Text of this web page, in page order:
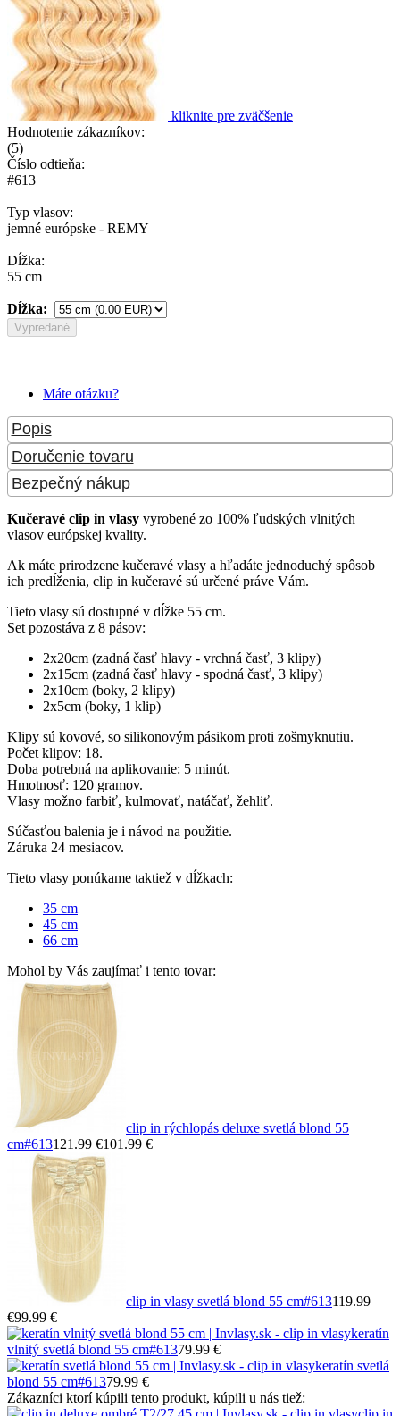
kliknite pre zväčšenie
Hodnotenie zákazníkov:
(5)
Číslo odtieňa:
#613
Typ vlasov:
jemné európske - REMY
Dĺžka:
55 cm
Dĺžka:
Vypredané
Máte otázku?
Popis
Doručenie tovaru
Bezpečný nákup
Kučeravé clip in vlasy vyrobené zo 100% ľudských vlnitých
vlasov európskej kvality.
Ak máte prirodzene kučeravé vlasy a hľadáte jednoduchý spôsob
ich predĺženia, clip in kučeravé sú určené práve Vám.
Tieto vlasy sú dostupné v dĺžke 55 cm.
Set pozostáva z 8 pásov:
2x20cm (zadná časť hlavy - vrchná časť, 3 klipy)
2x15cm (zadná časť hlavy - spodná časť, 3 klipy)
2x10cm (boky, 2 klipy)
2x5cm (boky, 1 klip)
Klipy sú kovové, so silikonovým pásikom proti zošmyknutiu.
Počet klipov: 18.
Doba potrebná na aplikovanie: 5 minút.
Hmotnosť: 120 gramov.
Vlasy možno farbiť, kulmovať, natáčať, žehliť.
Súčasťou balenia je i návod na použitie.
Záruka 24 mesiacov.
Tieto vlasy ponúkame taktiež v dĺžkach:
35 cm
45 cm
66 cm
Mohol by Vás zaujímať i tento tovar:
clip in rýchlopás deluxe svetlá blond 55
cm#613121.99 €101.99 €
clip in vlasy svetlá blond 55 cm#613119.99
€99.99 €
keratín
vlnitý svetlá blond 55 cm#61379.99 €
keratín svetlá
blond 55 cm#61379.99 €
Zákazníci ktorí kúpili tento produkt, kúpili u nás tiež: